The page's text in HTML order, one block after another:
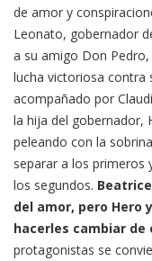
de amor y
Leonato, gobernador
a su amigo Don
lucha victoriosa contra
acompañado por
la hija del gobernador,
peleando con la
separar a los primeros
los segundos.
del amor, pero Hero
hacerles cambiar de
protagonistas se